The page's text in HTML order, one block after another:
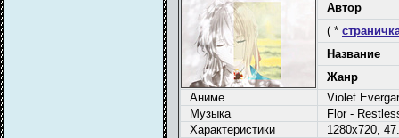
Автор
( *
Название
Жанр
Аниме
Violet
Музыка
Flor -
Характеристики
1280x720,